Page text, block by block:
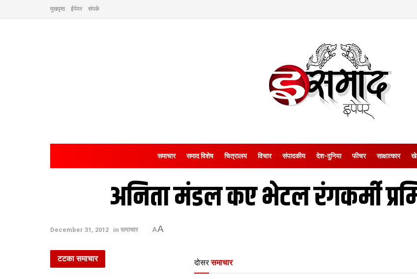
मुखपृष्ठ ईपेपर संपर्क
समाचार समाद विशेष चित्रालय विचार संपादकीय देश-दुनिया फीचर साक्षात्‍कार
अनिता मंडल कए भेटल रंगकर्मी
December 31, 2012 in समाचार AA
दोसर समाचार
टटका समाचार